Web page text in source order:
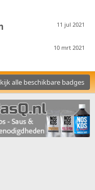
11 jul 2021
10 mrt 2021
alle beschikbare badges